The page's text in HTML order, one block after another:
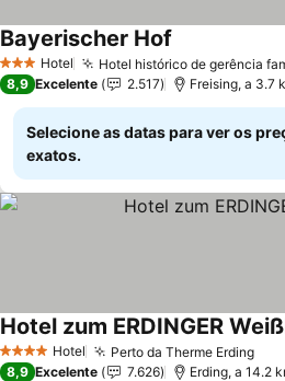
3 EstrelasHotel Hotel histórico de gerência
Bayerischer Hof
8,9 Excelente 2.517 Freising, a 3.7
Selecione as datas para ver os
exatos.
4 EstrelasHotel Perto da Therme ErdingVer
Hotel zum ERDINGER
8,9 Excelente 7.626 Erding, a 14.2